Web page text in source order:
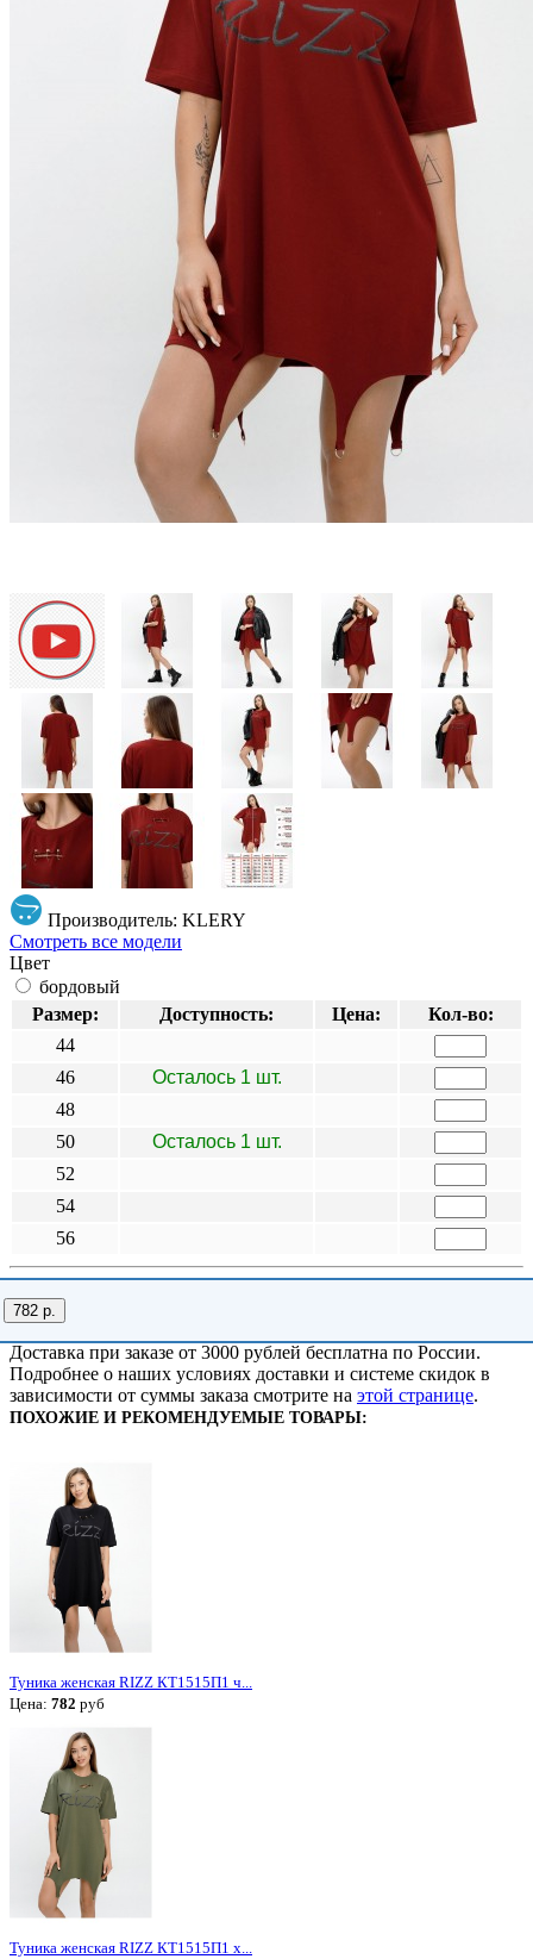
Производитель: KLERY
Смотреть все модели
Цвет
бордовый
Размер:
Доступность: Цена:
Кол-во:
44
46
Осталось 1 шт.
48
50
Осталось 1 шт.
52
54
56
782 р.
Доставка при заказе от 3000 рублей бесплатна по России.
Подробнее о наших условиях доставки и системе скидок в
зависимости от суммы заказа смотрите на этой странице.
ПОХОЖИЕ И РЕКОМЕНДУЕМЫЕ ТОВАРЫ:
Туника женская RIZZ КТ1515П1 ч...
Цена: 782 руб
Туника женская RIZZ КТ1515П1 х...